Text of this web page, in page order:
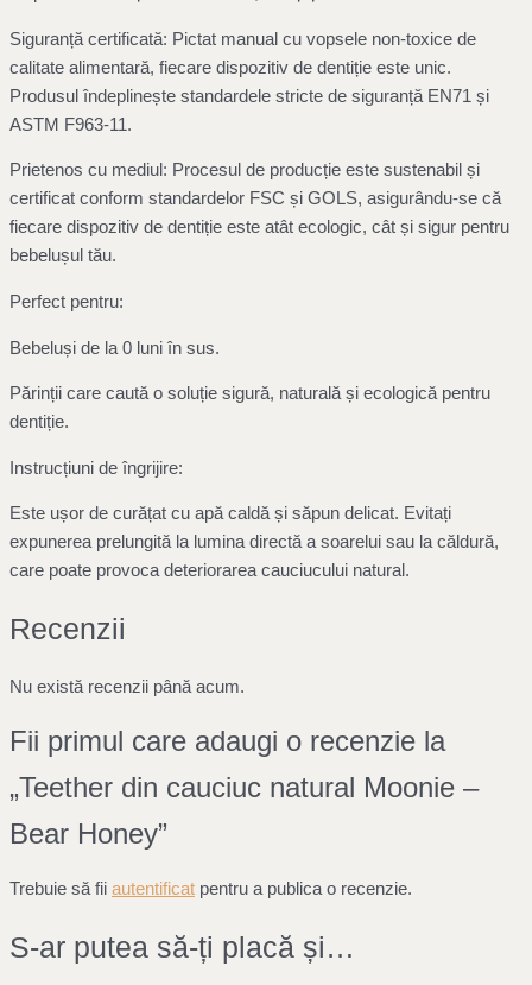
Siguranță certificată: Pictat manual cu vopsele non-toxice de
calitate alimentară, fiecare dispozitiv de dentiție este unic.
Produsul îndeplinește standardele stricte de siguranță EN71 și
ASTM F963-11.
Prietenos cu mediul: Procesul de producție este sustenabil și
certificat conform standardelor FSC și GOLS, asigurându-se că
fiecare dispozitiv de dentiție este atât ecologic, cât și sigur pentru
bebelușul tău.
Perfect pentru:
Bebeluși de la 0 luni în sus.
Părinții care caută o soluție sigură, naturală și ecologică pentru
dentiție.
Instrucțiuni de îngrijire:
Este ușor de curățat cu apă caldă și săpun delicat. Evitați
expunerea prelungită la lumina directă a soarelui sau la căldură,
care poate provoca deteriorarea cauciucului natural.
Recenzii
Nu există recenzii până acum.
Fii primul care adaugi o recenzie la
„Teether din cauciuc natural Moonie –
Bear Honey”
Trebuie să fii autentificat pentru a publica o recenzie.
S-ar putea să-ți placă și…